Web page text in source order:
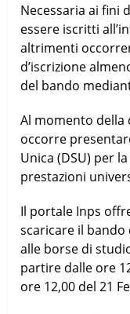
Necessaria ai fini
essere iscritti
altrimenti
d’iscrizione
del bando
Al momento della
occorre
Unica (DSU) per
prestazioni
Il portale Inps
scaricare il
alle borse di
partire dalle ore
ore 12,00 del 21